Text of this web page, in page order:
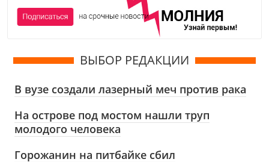
ВЫБОР РЕДАКЦИИ
В вузе создали лазерный меч против рака
На острове под мостом нашли труп
молодого человека
Горожанин на питбайке сбил